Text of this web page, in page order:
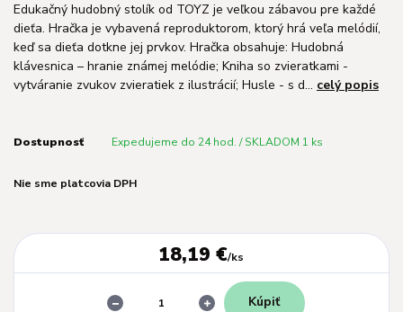
Edukačný hudobný stolík od TOYZ je veľkou zábavou pre každé
dieťa. Hračka je vybavená reproduktorom, ktorý hrá veľa melódií,
keď sa dieťa dotkne jej prvkov. Hračka obsahuje: Hudobná
klávesnica – hranie známej melódie; Kniha so zvieratkami -
vytváranie zvukov zvieratiek z ilustrácií; Husle - s d... celý popis
Dostupnosť Expedujeme do 24 hod. / SKLADOM 1 ks
Nie sme platcovia DPH
18,19 €/ks
Kúpiť